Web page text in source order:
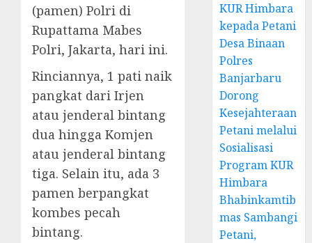
(pamen) Polri di
Rupattama Mabes
Polri, Jakarta, hari ini.
Rinciannya, 1 pati naik
pangkat dari Irjen
atau jenderal bintang
dua hingga Komjen
atau jenderal bintang
tiga. Selain itu, ada 3
pamen berpangkat
kombes pecah
bintang.
KUR Himbara
kepada Petani
Desa Binaan
Polres
Banjarbaru
Dorong
Kesejahteraan
Petani melalui
Sosialisasi
Program KUR
Himbara
Bhabinkamtib
mas Sambangi
Petani,